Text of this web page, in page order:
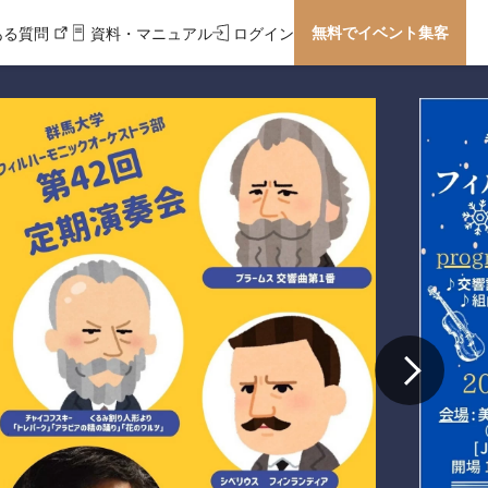
質問 資料・マニュアル ログイン 無料でイベント集客